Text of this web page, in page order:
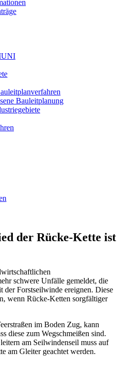
Bauleitplanung
der Rücke-Kette ist
schwere Unfälle gemeldet, die
Forstseilwinde ereignen. Diese
wenn Rücke-Ketten sorgfältiger
im Boden Zug, kann
diese zum Wegschmeißen sind.
am Seilwindenseil muss auf
am Gleiter geachtet werden.